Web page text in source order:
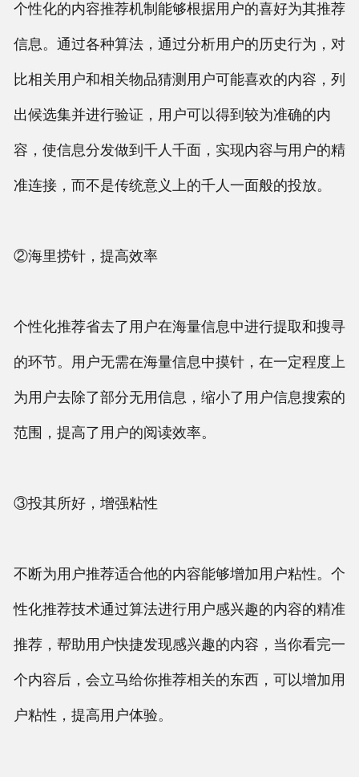
个性化的内容推荐机制能够根据用户的喜好为其推荐
信息。通过各种算法，通过分析用户的历史行为，对
比相关用户和相关物品猜测用户可能喜欢的内容，列
出候选集并进行验证，用户可以得到较为准确的内
容，使信息分发做到千人千面，实现内容与用户的精
准连接，而不是传统意义上的千人一面般的投放。
②海里捞针，提高效率
个性化推荐省去了用户在海量信息中进行提取和搜寻
的环节。用户无需在海量信息中摸针，在一定程度上
为用户去除了部分无用信息，缩小了用户信息搜索的
范围，提高了用户的阅读效率。
③投其所好，增强粘性
不断为用户推荐适合他的内容能够增加用户粘性。个
性化推荐技术通过算法进行用户感兴趣的内容的精准
推荐，帮助用户快捷发现感兴趣的内容，当你看完一
个内容后，会立马给你推荐相关的东西，可以增加用
户粘性，提高用户体验。